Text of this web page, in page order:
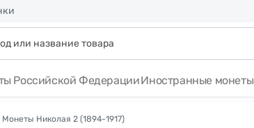
Российской ФедерацииИностранные монеты
Монеты Николая 2 (1894-1917)